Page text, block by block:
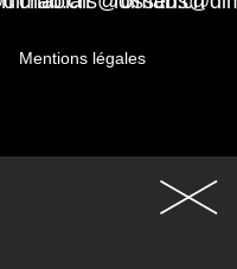
Mentions légales